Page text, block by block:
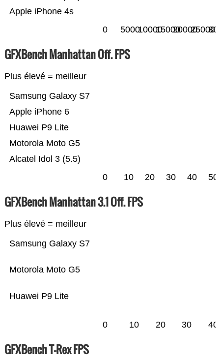
Apple iPhone 4s
0 500010000150002000025000
GFXBench Manhattan Off. FPS
Plus élevé = meilleur
Alcatel Idol 3 (5.5)
Motorola Moto G5
Huawei P9 Lite
Apple iPhone 6
Samsung Galaxy S7
0 10 20 30 40 50
GFXBench Manhattan 3.1 Off. FPS
Plus élevé = meilleur
Huawei P9 Lite
Motorola Moto G5
Samsung Galaxy S7
0 10 20 30 40
GFXBench T-Rex FPS